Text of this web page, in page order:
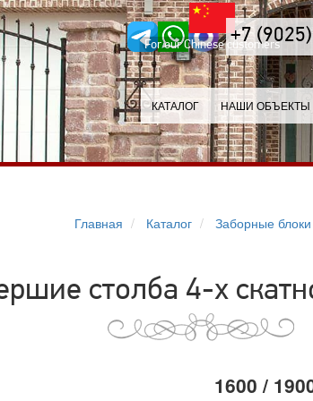
For our Chinese customers
+7
КАТАЛОГ НАШИ ОБЪЕКТЫ
Главная Каталог Заборные
столба 4-х
1600 /